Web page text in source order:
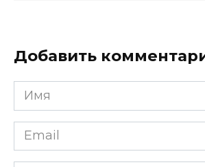
Добавить
Имя
*
Email
*